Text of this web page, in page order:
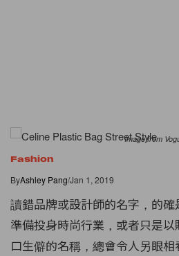
Image from
Fashion
ByAshley Pang/Jan 1, 2019
讀錯品牌或設計師的名字，的
準備投身時尚行業，或者只是
口生僻的名稱，總會令人另眼